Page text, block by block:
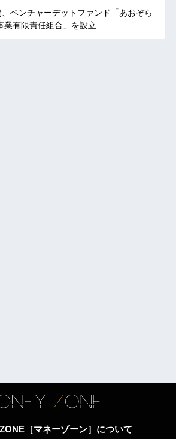
ベンチャーデットファンド「あおぞら
業有限責任組合」を設立
［マネーゾーン］について